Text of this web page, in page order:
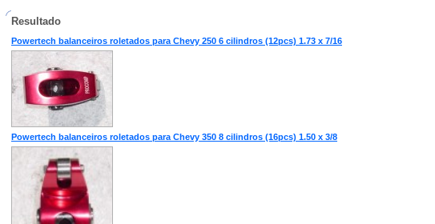
Resultado
Powertech balanceiros roletados para Chevy 250 6 cilindros (12pcs) 1.73 x 7/16
Powertech balanceiros roletados para Chevy 350 8 cilindros (16pcs) 1.50 x 3/8